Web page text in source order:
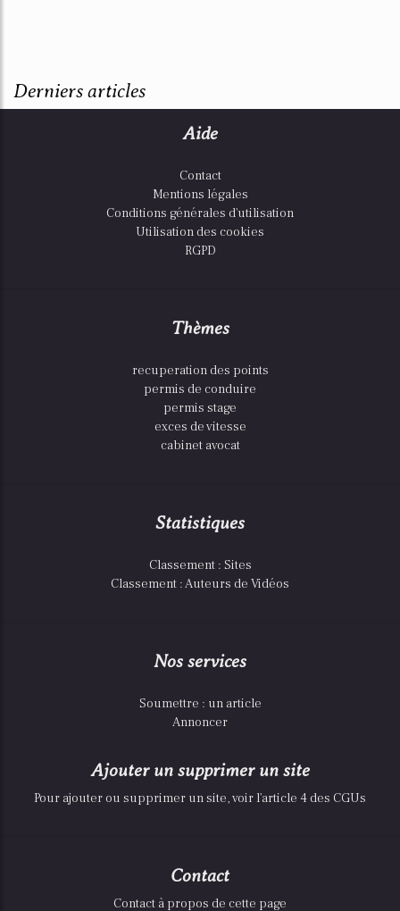
Derniers articles
Aide
Contact
Mentions légales
Conditions générales d'utilisation
Utilisation des cookies
RGPD
Thèmes
recuperation des points
permis de conduire
permis stage
exces de vitesse
cabinet avocat
Statistiques
Classement : Sites
Classement : Auteurs de Vidéos
Nos services
Soumettre : un article
Annoncer
Ajouter un supprimer un site
Pour ajouter ou supprimer un site, voir l'article 4 des CGUs
Contact
Contact à propos de cette page